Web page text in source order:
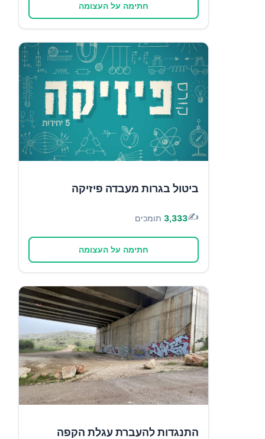
חתימה על העצומה
ביטול בגרות מעבדה פיזיקה
✍️
3,333 תומכים
חתימה על העצומה
התנגדות להעברת עגלת הקפה